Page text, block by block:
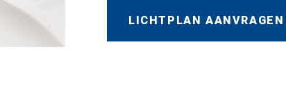
LICHTPLAN AANVRAGEN